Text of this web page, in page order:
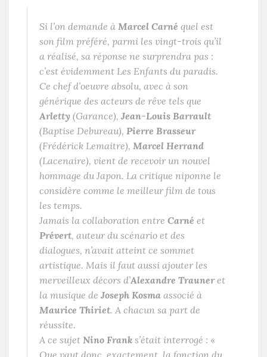
Si l’on demande à Marcel Carné quel est
son film préféré, parmi les vingt-trois qu’il
a réalisé, sa réponse ne surprendra pas :
c’est évidemment Les Enfants du paradis.
Ce chef d’oeuvre absolu, avec à son
générique des acteurs de rêve tels que
Arletty (Garance), Jean-Louis Barrault
(Baptise Debureau), Pierre Brasseur
(Frédérick Lemaitre), Marcel Herrand
(Lacenaire), vient de recevoir un nouvel
hommage du Japon. La critique niponne le
considère comme le meilleur film de tous
les temps.
Jamais la collaboration entre Carné et
Prévert, auteur du scénario et des
dialogues, n’avait atteint ce sommet
artistique. Mais il faut aussi ajouter les
merveilleux décors d’Alexandre Trauneret
la musique de Joseph Kosma associé à
Maurice Thiriet. A chacun sa part de
réussite.
A ce sujet Nino Frank s’était interrogé : «
Que vaut donc, exactement, la fonction du